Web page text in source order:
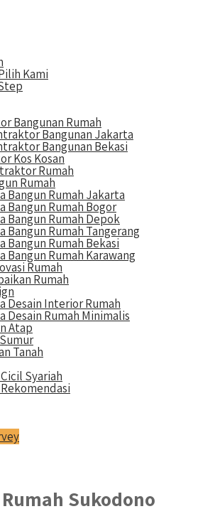
Kami
Bangunan Rumah
Bangunan Jakarta
Bangunan Bekasi
Kos Kosan
Rumah
Rumah
Bangun Rumah Jakarta
Bangun Rumah Bogor
Bangun Rumah Depok
Bangun Rumah Tangerang
Bangun Rumah Bekasi
Bangun Rumah Karawang
Rumah
Rumah
Desain Interior Rumah
Desain Rumah Minimalis
Atap
Tanah
Syariah
Sukodono